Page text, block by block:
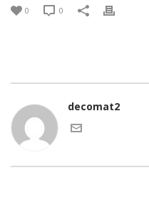
0 0
decomat2